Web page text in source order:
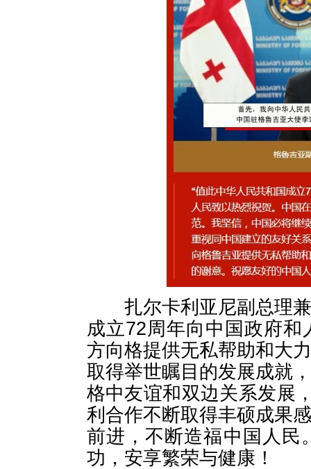
扎尔卡利亚尼副总理兼
成立72周年向中国政府
方向格提供无私帮助和大
取得举世瞩目的发展成就
格中友谊和双边关系发展
利合作不断取得丰硕成果
前进，不断造福中国人民
功，安享繁荣与健康！